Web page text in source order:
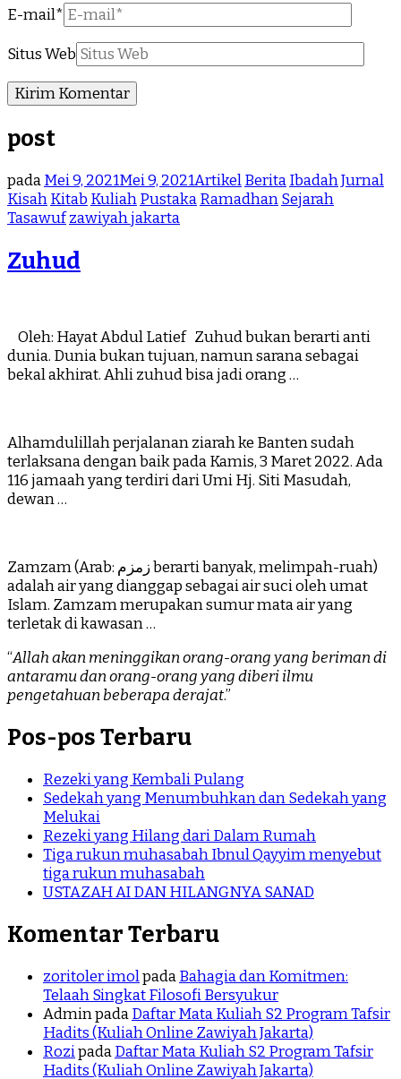
E-mail*
Situs Web
post
padaMei 9, 2021Mei 9, 2021ArtikelBeritaIbadahJurnal
KisahKitab KuliahPustakaRamadhanSejarah
Tasawufzawiyah jakarta
Zuhud
Oleh: Hayat Abdul Latief Zuhud bukan berarti anti
dunia. Dunia bukan tujuan, namun sarana sebagai
bekal akhirat. Ahli zuhud bisa jadi orang …
Alhamdulillah perjalanan ziarah ke Banten sudah
terlaksana dengan baik pada Kamis, 3 Maret 2022. Ada
116 jamaah yang terdiri dari Umi Hj. Siti Masudah,
dewan …
Zamzam (Arab: زمزم‎ berarti banyak, melimpah-ruah)
adalah air yang dianggap sebagai air suci oleh umat
Islam. Zamzam merupakan sumur mata air yang
terletak di kawasan …
“Allah akan meninggikan orang-orang yang beriman di
antaramu dan orang-orang yang diberi ilmu
pengetahuan beberapa derajat.”
Pos-pos Terbaru
Rezeki yang Kembali Pulang
Sedekah yang Menumbuhkan dan Sedekah yang
Melukai
Rezeki yang Hilang dari Dalam Rumah
Tiga rukun muhasabah Ibnul Qayyim menyebut
tiga rukun muhasabah
USTAZAH AI DAN HILANGNYA SANAD
Komentar Terbaru
zoritoler imolpadaBahagia dan Komitmen:
Telaah Singkat Filosofi Bersyukur
AdminpadaDaftar Mata Kuliah S2 Program Tafsir
Hadits (Kuliah Online Zawiyah Jakarta)
RozipadaDaftar Mata Kuliah S2 Program Tafsir
Hadits (Kuliah Online Zawiyah Jakarta)